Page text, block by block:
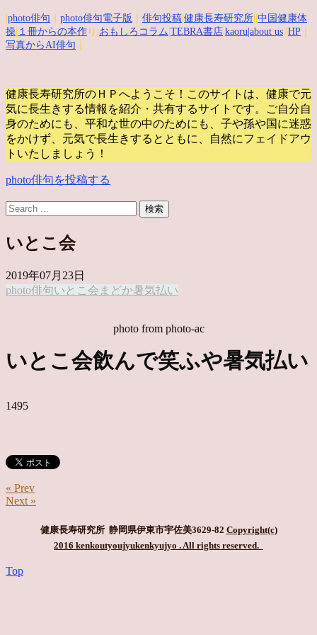
photo俳句 photo俳句電子版 俳句投稿 健康長寿研究所 中国健康体
操 １冊からの本作 り| おもしろコラム TEBRA書店 kaoru |about us HP
写真からAI俳句
健康長寿研究所のＨＰへようこそ！このサイトは、健康で元
気に長生きする情報を紹介・共有するサイトです。
ご自分自
身のためにも、平和な世の中のためにも、子や孫や国に迷惑
をかけず、元気で長生きするとともに、自然にフェイドアウ
トいたしましょう！
photo俳句を投稿する
いとこ会
2019年07月23日
photo俳句いとこ会 まどか暑気払い
photo from photo-ac
いとこ会飲んで笑ふや暑気払い
1495
« Prev
Next »
健康長寿研究所 静岡県伊東市宇佐美3629-82 Copyright(c)
2016 kenkoutyoujyukenkyujyo . All rights reserved.
Top